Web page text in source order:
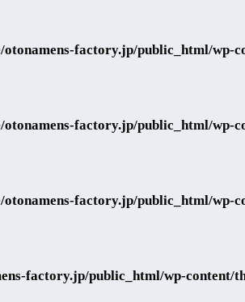
otonamens-factory.jp/public_html/wp-
otonamens-factory.jp/public_html/wp-
otonamens-factory.jp/public_html/wp-
factory.jp/public_html/wp-content/